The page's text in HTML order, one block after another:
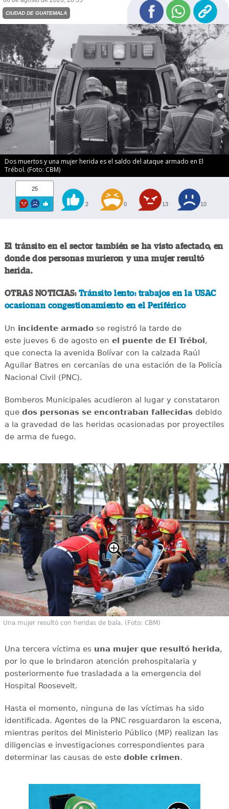
CIUDAD DE GUATEMALA
Dos muertos y una mujer herida es el saldo del ataque armado en El
Trébol. (Foto: CBM)
25
2 0 13 10
El tránsito en el sector también se ha visto afectado, en
donde dos personas murieron y una mujer resultó
herida.
OTRAS NOTICIAS: Tránsito lento: trabajos en la USAC
ocasionan congestionamiento en el Periférico
Un incidente armadose registró la tarde de
este jueves 6 de agosto en el puente de El Trébol ,
que conecta la avenida Bolívar con la calzada Raúl
Aguilar Batres en cercanías de una estación de la Policía
Nacional Civil (PNC).
Bomberos Municipales acudieron al lugar y constataron
que dos personas se encontraban fallecidasdebido
a la gravedad de las heridas ocasionadas por proyectiles
de arma de fuego.
Una mujer resultó con heridas de bala. (Foto: CBM)
Una tercera víctima es una mujer que resultó herida,
por lo que le brindaron atención prehospitalaria y
posteriormente fue trasladada a la emergencia del
Hospital Roosevelt.
Hasta el momento, ninguna de las víctimas ha sido
identificada. Agentes de la PNC resguardaron la escena,
mientras peritos del Ministerio Público (MP) realizan las
diligencias e investigaciones correspondientes para
determinar las causas de este doble crimen.